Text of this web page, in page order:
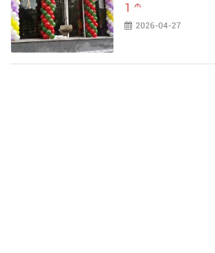
1 m
2026-04-27